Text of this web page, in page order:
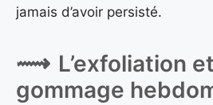
jamais d’avoir persisté.
L’exfoliation
gommage